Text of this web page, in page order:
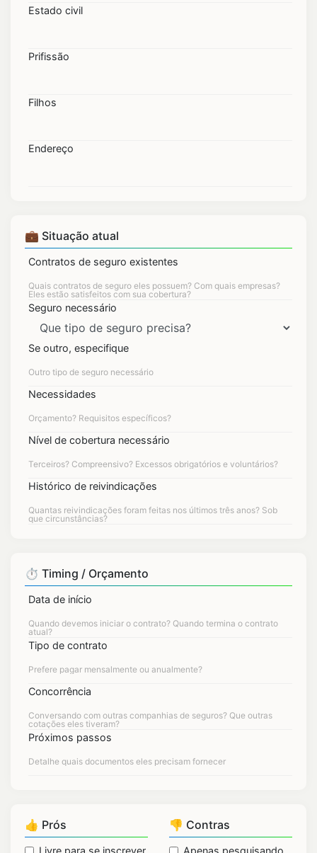
Estado civil
Prifissão
Filhos
Endereço
💼 Situação atual
Contratos de seguro existentes
Seguro necessário
Se outro, especifique
Necessidades
Nível de cobertura necessário
Histórico de reivindicações
⏱️ Timing / Orçamento
Data de início
Tipo de contrato
Concorrência
Próximos passos
👍 Prós
Livre para se inscrever
👎 Contras
Apenas pesquisando